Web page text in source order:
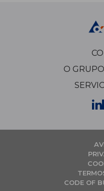
O
CODE OF